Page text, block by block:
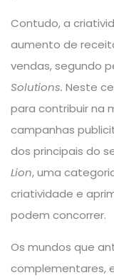
Contudo, a
aumento de
vendas, segundo
Solutions. Neste
para contribuir na
campanhas
dos principais do
Lion, uma
criatividade e
podem concorrer.
Os mundos que
complementares,